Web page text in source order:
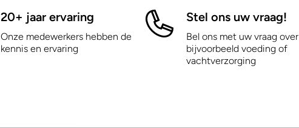
20+ jaar ervaring
Onze medewerkers hebben de
kennis en ervaring
Stel ons uw vraag!
Bel ons met uw vraag over
bijvoorbeeld voeding of
vachtverzorging